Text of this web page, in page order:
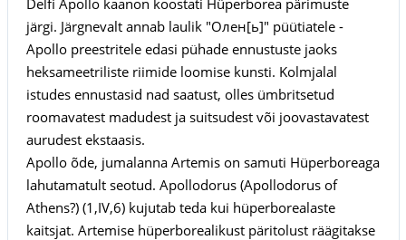
järgi. Järgnevalt annab laulik "Олен[ь]" püütiatele -
Apollo preestritele edasi pühade ennustuste jaoks
heksameetriliste riimide loomise kunsti. Kolmjalal
istudes ennustasid nad saatust, olles ümbritsetud
roomavatest madudest ja suitsudest või joovastavatest
aurudest ekstaasis.
Apollo õde, jumalanna Artemis on samuti Hüperboreaga
lahutamatult seotud. Apollodorus (Apollodorus of
Athens?) (1,IV,6) kujutab teda kui hüperborealaste
kaitsjat. Artemise hüperborealikust päritolust räägitakse